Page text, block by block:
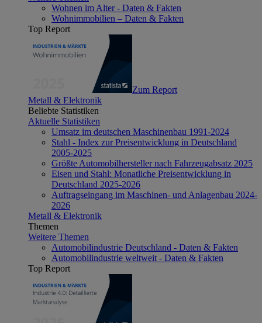
Wohnen im Alter - Daten & Fakten
Wohnimmobilien – Daten & Fakten
Top Report
Zum Report
Metall & Elektronik
Beliebte Statistiken
Aktuelle Statistiken
Umsatz im deutschen Maschinenbau 1991-2024
Stahl - Index zur Preisentwicklung in Deutschland
2005-2025
Größte Automobilhersteller nach Fahrzeugabsatz 2025
Eisen und Stahl: Monatliche Preisentwicklung in
Deutschland 2025-2026
Auftragseingang im Maschinen- und Anlagenbau 2024-
2026
Metall & Elektronik
Themen
Weitere Themen
Automobilindustrie Deutschland - Daten & Fakten
Automobilindustrie weltweit - Daten & Fakten
Top Report